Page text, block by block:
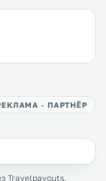
· ПАРТНЁР
Travelpayouts.